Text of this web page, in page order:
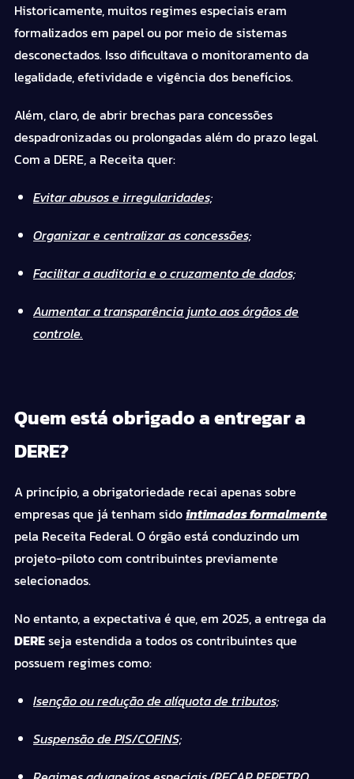
Historicamente, muitos regimes especiais eram
formalizados em papel ou por meio de sistemas
desconectados. Isso dificultava o monitoramento da
legalidade, efetividade e vigência dos benefícios.
Além, claro, de abrir brechas para concessões
despadronizadas ou prolongadas além do prazo legal.
Com a DERE, a Receita quer:
Evitar abusos e irregularidades;
Organizar e centralizar as concessões;
Facilitar a auditoria e o cruzamento de dados;
Aumentar a transparência junto aos órgãos de
controle.
Quem está obrigado a entregar a
DERE?
A princípio, a obrigatoriedade recai apenas sobre
empresas que já tenham sidointimadas formalmente
pela Receita Federal. O órgão está conduzindo um
projeto-piloto com contribuintes previamente
selecionados.
No entanto, a expectativa é que, em 2025, a entrega da
DEREseja estendida a todos os contribuintes que
possuem regimes como:
Isenção ou redução de alíquota de tributos;
Suspensão de PIS/COFINS;